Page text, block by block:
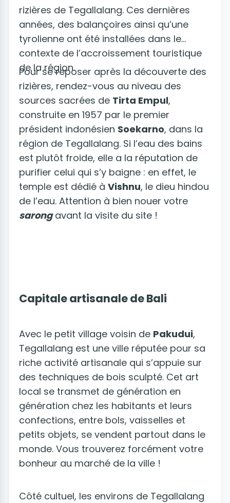
rizières de Tegallalang. Ces dernières
années, des balançoires ainsi qu’une
tyrolienne ont été installées dans le
contexte de l’accroissement touristique
de la région.
Pour se reposer après la découverte des
rizières, rendez-vous au niveau des
sources sacrées de Tirta Empul,
construite en 1957 par le premier
président indonésien Soekarno, dans la
région de Tegallalang. Si l’eau des bains
est plutôt froide, elle a la réputation de
purifier celui qui s’y baigne : en effet, le
temple est dédié à Vishnu, le dieu hindou
de l’eau. Attention à bien nouer votre
sarongavant la visite du site !
Capitale artisanale de Bali
Avec le petit village voisin de Pakudui,
Tegallalang est une ville réputée pour sa
riche activité artisanale qui s’appuie sur
des techniques de bois sculpté. Cet art
local se transmet de génération en
génération chez les habitants et leurs
confections, entre bols, vaisselles et
petits objets, se vendent partout dans le
monde. Vous trouverez forcément votre
bonheur au marché de la ville !
Côté cultuel, les environs de Tegallalang